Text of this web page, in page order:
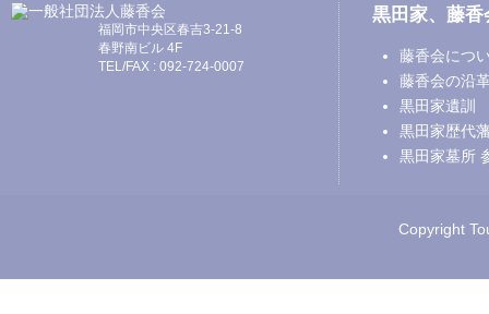
福岡市中央区春吉3-21-8
春野南ビル 4F
TEL/FAX : 092-724-0007
黒田家、藤香
藤香会につ
藤香会の沿
黒田家遺訓
黒田家歴代
黒田家墓所
Copyright